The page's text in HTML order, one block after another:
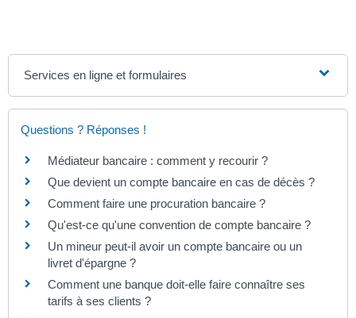
Services en ligne et formulaires
Questions ? Réponses !
Médiateur bancaire : comment y recourir ?
Que devient un compte bancaire en cas de décès ?
Comment faire une procuration bancaire ?
Qu'est-ce qu'une convention de compte bancaire ?
Un mineur peut-il avoir un compte bancaire ou un
livret d'épargne ?
Comment une banque doit-elle faire connaître ses
tarifs à ses clients ?